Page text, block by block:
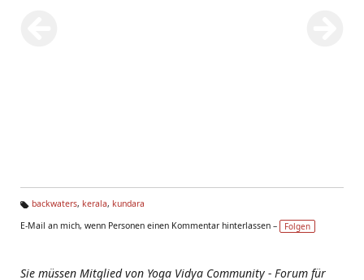
g
backwaters, kerala, kundara
E-Mail an mich, wenn Personen einen Kommentar hinterlassen –
Folgen
Sie müssen Mitglied von Yoga Vidya Community - Forum für